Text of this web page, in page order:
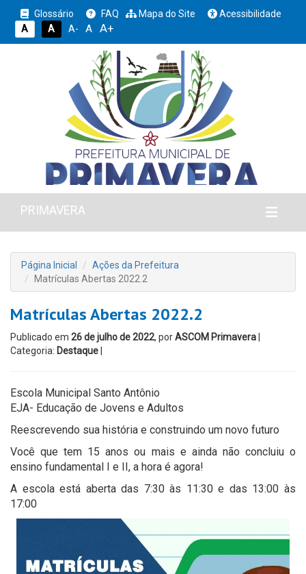
Glossário FAQ Mapa do Site
Acessibilidade
A
A A- A A+
PRIMAVERA
Página Inicial
Ações da Prefeitura
Matrículas Abertas 2022.2
Matrículas Abertas 2022.2
Publicado em 26 de julho de 2022, porASCOM Primavera
Categoria: Destaque
Escola Municipal Santo Antônio
EJA- Educação de Jovens e Adultos
Reescrevendo sua história e construindo um novo futuro
Você que tem 15 anos ou mais e ainda não concluiu o
ensino fundamental I e II, a hora é agora!
A escola está aberta das 7:30 às 11:30 e das 13:00 às
17:00